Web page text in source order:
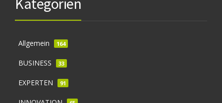
Allgemein 164
BUSINESS 33
EXPERTEN 91